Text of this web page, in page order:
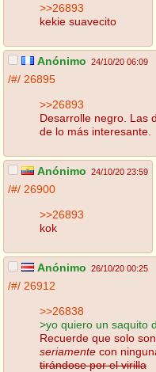
>>26893
kekie suavecito
Anónimo 24/10/20 06:09
/#/ 26895
>>26893
Desarrolle negro. Las
de lo más interesante.
Anónimo 24/10/20 23:59
/#/ 26900
>>26893
kok
Anónimo 26/10/20 00:25
/#/ 26912
>>26838
>yo quiero un saquito
Recuerde que solo
seriamente con
tirándose por el virilla